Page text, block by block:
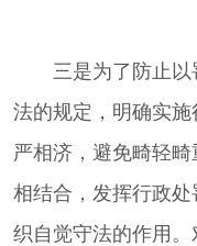
三是为了防止
法的规定，明确实
严相济，避免畸轻
相结合，发挥行政
织自觉守法的作用